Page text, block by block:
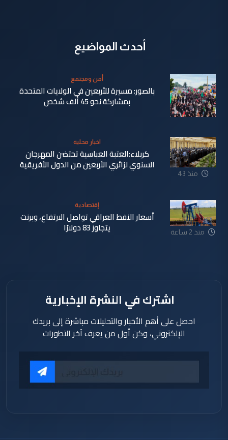
أحدث المواضيع
دقيقة
أمن ومجتمع
بالصور: مسيرة للأربعين في الولايات المتحدة
بمشاركة نحو 45 ألف شخص
منذ 43
اخبار محلية
كربلاء:العتبة العباسية تحتضن المهرجان
السنوي لزائري الأربعين من الدول الأفريقية
منذ 2 ساعة
إقتصادية
أسعار النفط العراقي تواصل الارتفاع، وبرنت
يتجاوز 83 دولارًا
اشترك في النشرة الإخبارية
احصل على أهم الأخبار والتحليلات مباشرة إلى بريدك
الإلكتروني، وكن أول من يعرف آخر التطورات